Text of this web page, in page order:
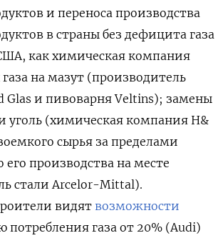
и переноса производства
в страны без дефицита газа
как химическая компания
на мазут (производитель
Glas и пивоварня Veltins); замены
уголь (химическая компания H&
сырья за пределами
производства на месте
стали Arcelor-Mittal).
видят возможности
потребления газа от 20% (Audi)